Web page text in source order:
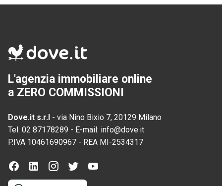
L'agenzia immobiliare online
a ZERO COMMISSIONI
Dove.it s.r.l - via Nino Bixio 7, 20129 Milano
Tel: 02 87178289 - E-mail: info@dove.it
P.IVA 10461690967 - REA MI-2534317